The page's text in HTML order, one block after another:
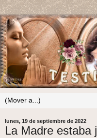
lunes, 19 de septiembre de 2022
La Madre estaba